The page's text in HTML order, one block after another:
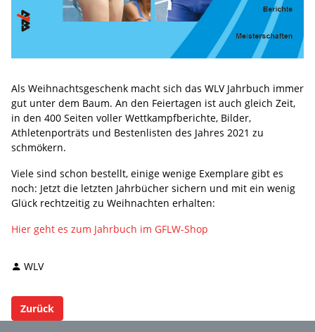
Als Weihnachtsgeschenk macht sich das WLV Jahrbuch immer
gut unter dem Baum. An den Feiertagen ist auch gleich Zeit,
in den 400 Seiten voller Wettkampfberichte, Bilder,
Athletenporträts und Bestenlisten des Jahres 2021 zu
schmökern.
Viele sind schon bestellt, einige wenige Exemplare gibt es
noch: Jetzt die letzten Jahrbücher sichern und mit ein wenig
Glück rechtzeitig zu Weihnachten erhalten:
Hier geht es zum Jahrbuch im GFLW-Shop
WLV
Zurück